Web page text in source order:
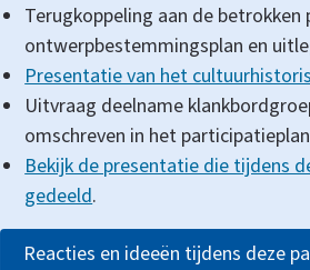
Terugkoppeling aan de
ontwerpbestemmingsplan en
Presentatie van het
Uitvraag deelname
omschreven in het
Bekijk de presentatie die tijdens
gedeeld.
Reacties en ideeën tijdens deze